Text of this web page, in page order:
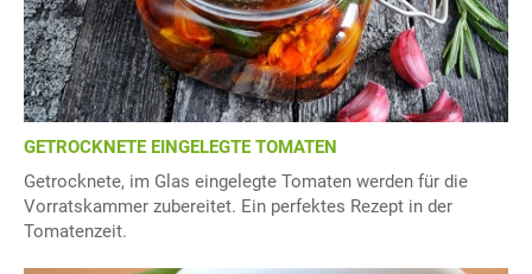
GETROCKNETE EINGELEGTE TOMATEN
Getrocknete, im Glas eingelegte Tomaten werden für die
Vorratskammer zubereitet. Ein perfektes Rezept in der
Tomatenzeit.